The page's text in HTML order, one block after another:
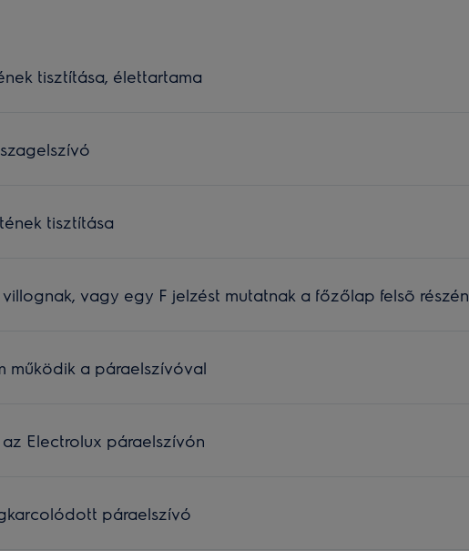
tisztítása, élettartama
tisztítása
vagy egy F jelzést mutatnak a főzőlap felsõ részén
működik a páraelszívóval
Electrolux páraelszívón
páraelszívó